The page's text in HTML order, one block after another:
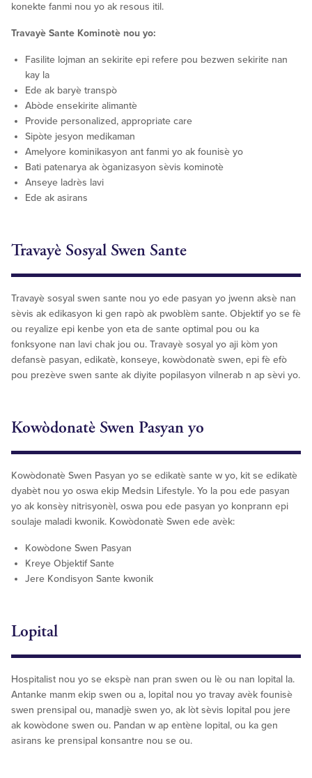
konekte fanmi nou yo ak resous itil.
Travayè Sante Kominotè nou yo:
Fasilite lojman an sekirite epi refere pou bezwen sekirite nan
kay la
Ede ak baryè transpò
Abòde ensekirite alimantè
Provide personalized, appropriate care
Sipòte jesyon medikaman
Amelyore kominikasyon ant fanmi yo ak founisè yo
Bati patenarya ak òganizasyon sèvis kominotè
Anseye ladrès lavi
Ede ak asirans
Travayè Sosyal Swen Sante
Travayè sosyal swen sante nou yo ede pasyan yo jwenn aksè nan
sèvis ak edikasyon ki gen rapò ak pwoblèm sante. Objektif yo se fè
ou reyalize epi kenbe yon eta de sante optimal pou ou ka
fonksyone nan lavi chak jou ou. Travayè sosyal yo aji kòm yon
defansè pasyan, edikatè, konseye, kowòdonatè swen, epi fè efò
pou prezève swen sante ak diyite popilasyon vilnerab n ap sèvi yo.
Kowòdonatè Swen Pasyan yo
Kowòdonatè Swen Pasyan yo se edikatè sante w yo, kit se edikatè
dyabèt nou yo oswa ekip Medsin Lifestyle. Yo la pou ede pasyan
yo ak konsèy nitrisyonèl, oswa pou ede pasyan yo konprann epi
soulaje maladi kwonik. Kowòdonatè Swen ede avèk:
Kowòdone Swen Pasyan
Kreye Objektif Sante
Jere Kondisyon Sante kwonik
Lopital
Hospitalist nou yo se ekspè nan pran swen ou lè ou nan lopital la.
Antanke manm ekip swen ou a, lopital nou yo travay avèk founisè
swen prensipal ou, manadjè swen yo, ak lòt sèvis lopital pou jere
ak kowòdone swen ou. Pandan w ap entène lopital, ou ka gen
asirans ke prensipal konsantre nou se ou.